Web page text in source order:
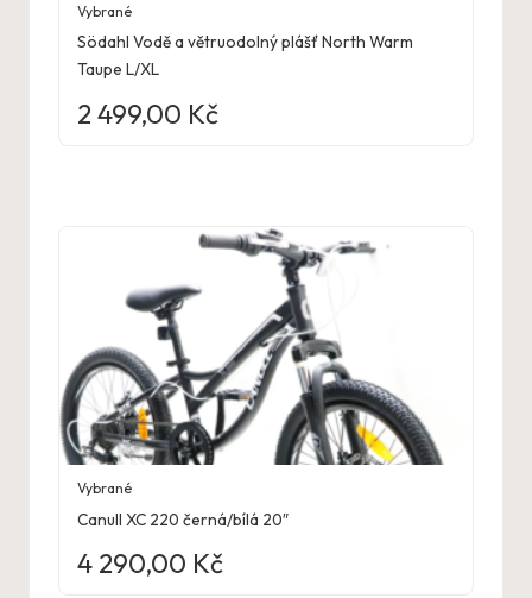
Vybrané
Södahl Vodě a větruodolný plášť North Warm
Taupe L/XL
2 499,00 Kč
Vybrané
Canull XC 220 černá/bílá 20″
4 290,00 Kč